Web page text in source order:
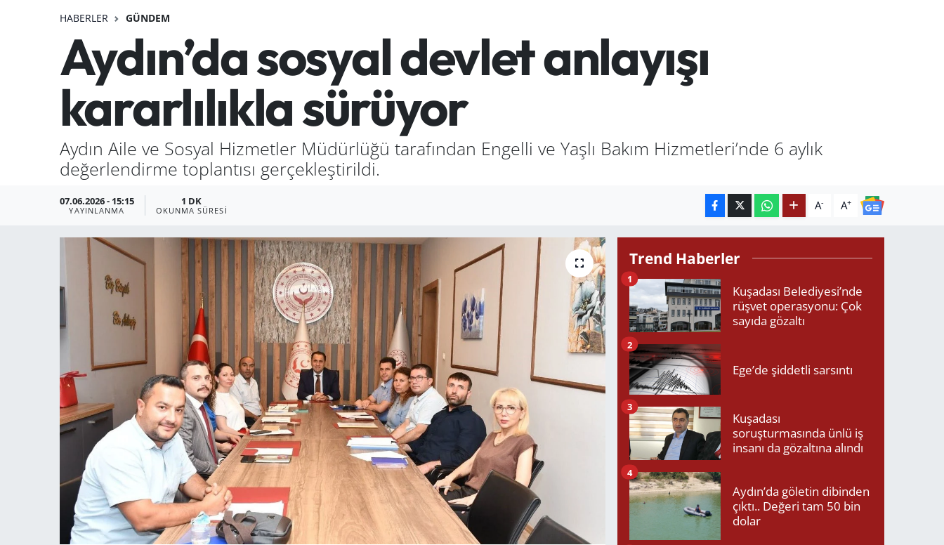
HABERLER GÜNDEM
Aydın’da sosyal devlet anlayışı
kararlılıkla sürüyor
Aydın Aile ve Sosyal Hizmetler Müdürlüğü tarafından Engelli ve Yaşlı Bakım Hizmetleri’nde 6 aylık
değerlendirme toplantısı gerçekleştirildi.
07.06.2026 - 15:15
YAYINLANMA
1 DK
OKUNMA SÜRESI A- A+
Trend Haberler
Kuşadası Belediyesi’nde
rüşvet operasyonu: Çok
sayıda gözaltı
1
Ege’de şiddetli sarsıntı
2
Kuşadası
soruşturmasında ünlü iş
insanı da gözaltına alındı
3
Aydın’da göletin dibinden
çıktı.. Değeri tam 50 bin
dolar
4